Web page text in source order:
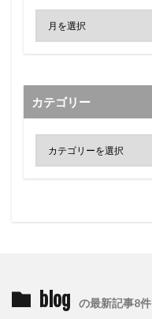
カテゴリー
blog の最新記事8件